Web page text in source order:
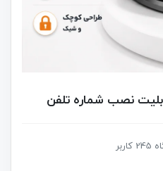
نصب شماره تلفن